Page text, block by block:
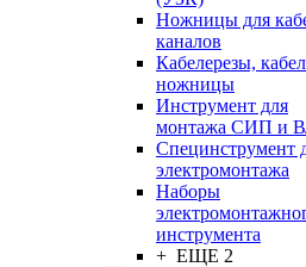
Ножницы для
каналов
Кабелерезы,
ножницы
Инструмент для
монтажа СИП и
Специнструмент
электромонтажа
Наборы
инструмента
+ ЕЩЕ 2